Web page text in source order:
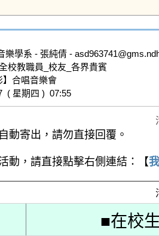
樂學系 - 張純倩 -
校教職員_校友_各界貴賓
】合唱音樂會
日期： 2026-05-07  ( 星期四 )  07:55
動寄出，請勿直接回覆。
動，請直接點擊右側連結：【
■在校